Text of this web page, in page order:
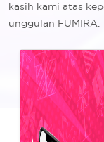
kasih kami atas
unggulan FUMIRA.